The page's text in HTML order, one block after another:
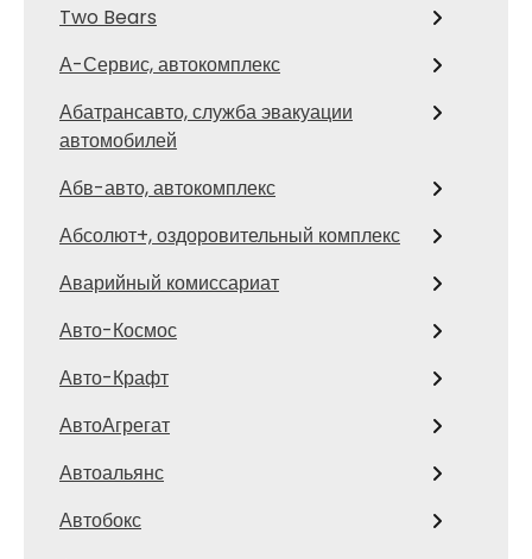
Two Bears
А-Сервис, автокомплекс
Абатрансавто, служба эвакуации
автомобилей
Абв-авто, автокомплекс
Абсолют+, оздоровительный комплекс
Аварийный комиссариат
Авто-Космос
Авто-Крафт
АвтоАгрегат
Автоальянс
Автобокс